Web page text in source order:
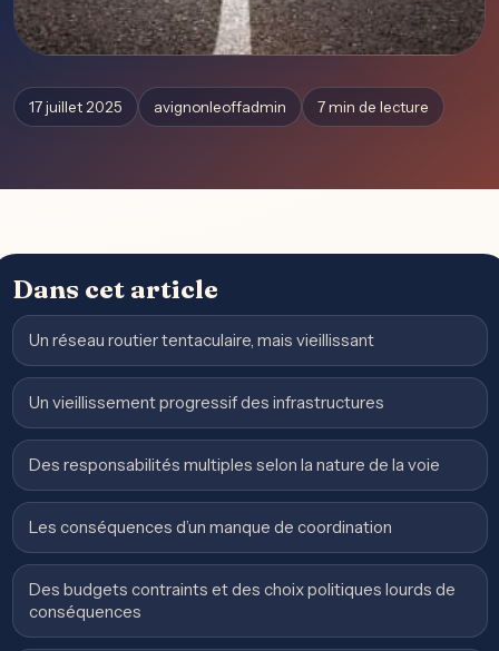
17 juillet 2025 avignonleoffadmin 7 min de lecture
Dans cet article
Un réseau routier tentaculaire, mais vieillissant
Un vieillissement progressif des infrastructures
Des responsabilités multiples selon la nature de la voie
Les conséquences d’un manque de coordination
Des budgets contraints et des choix politiques lourds de
conséquences